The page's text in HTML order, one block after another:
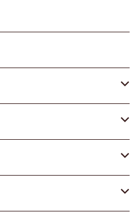
ンティーク
チャー